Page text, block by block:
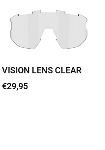
VISION LENS CLEAR
€29,95